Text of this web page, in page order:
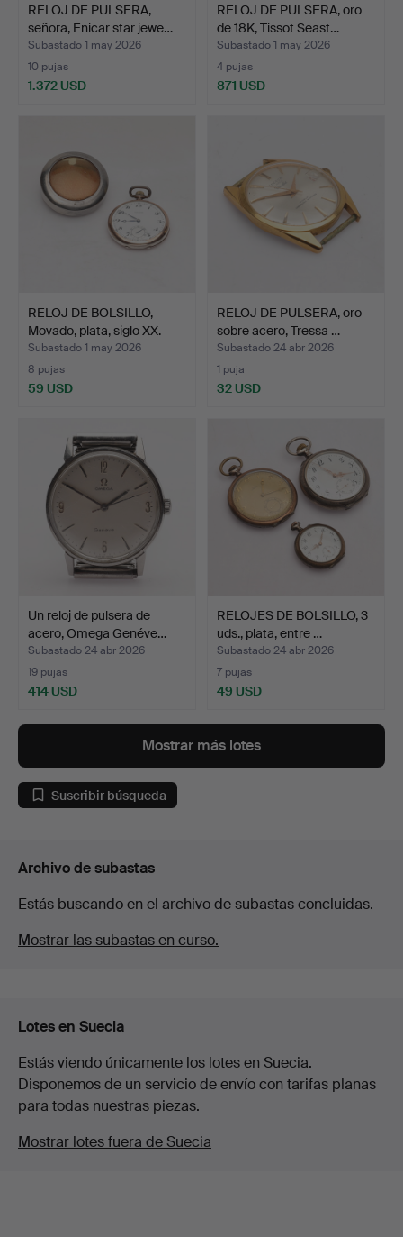
RELOJ DE PULSERA,
señora, Enicar star jewe…
Subastado 1 may 2026
10 pujas
1.372 USD
RELOJ DE PULSERA, oro
de 18K, Tissot Seast…
Subastado 1 may 2026
4 pujas
871 USD
RELOJ DE BOLSILLO,
Movado, plata, siglo XX.
Subastado 1 may 2026
8 pujas
59 USD
RELOJ DE PULSERA, oro
sobre acero, Tressa …
Subastado 24 abr 2026
1 puja
32 USD
Un reloj de pulsera de
acero, Omega Genéve…
Subastado 24 abr 2026
19 pujas
414 USD
RELOJES DE BOLSILLO, 3
uds., plata, entre …
Subastado 24 abr 2026
7 pujas
49 USD
Mostrar más lotes
Suscribir búsqueda
Archivo de subastas
Estás buscando en el archivo de subastas concluidas.
Mostrar las subastas en curso.
Lotes en Suecia
Estás viendo únicamente los lotes en Suecia.
Disponemos de un servicio de envío con tarifas planas
para todas nuestras piezas.
Mostrar lotes fuera de Suecia